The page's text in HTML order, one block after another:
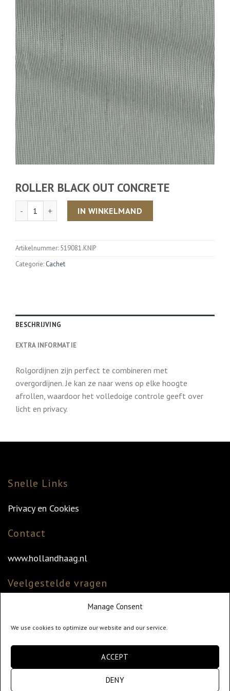
Manage Consent
We use cookies to optimize our website and our service.
ACCEPT
DENY
ROLLER BLACK OUT CONCRETE
Aantal IN WINKELMAND
Artikelnummer: 519081.KNIP
Categorie: Cachet
BESCHRIJVING
EXTRA INFORMATIE
Rolgordijnen zijn perfect te combineren met
overgordijnen. Je kan ze naar wens op elke hoogte
afrollen, waardoor het volledoige controle geeft over
licht en privacy.
Snelle Links
Privacy en Cookies
Contact
www.hollandhaag.nl
Veelgestelde vragen
Veelgestelde vragen
Klantenservice
info@hollandhaag.nl